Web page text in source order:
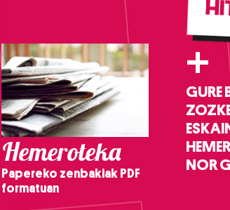
Hemeroteka
Papereko zenbakiak PDF
formatuan
+
GURE
NOR